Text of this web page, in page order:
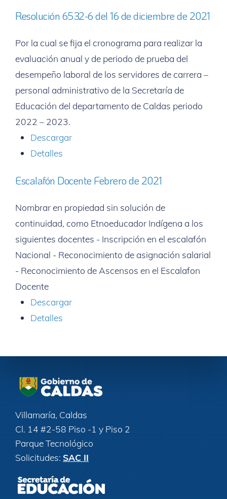
Resolución 6532-6 del 16 de diciembre de 2021
Por la cual se fija el cronograma para realizar la
evaluación anual y de periodo de prueba del
desempeño laboral de los servidores de carrera –
personal administrativo de la Secretaría de
Educación del departamento de Caldas periodo
2022 – 2023.
Descargar
Detalles
Escalafón Docente Febrero de 2021
Nombrar en propiedad sin solución de
continuidad, como Etnoeducador Indígena a los
siguientes docentes - Inscripción en el escalafón
Nacional - Reconocimiento de asignación salarial
- Reconocimiento de Ascensos en el Escalafon
Docente
Descargar
Detalles
Villamaría, Caldas
Cl. 14 #2-58 Piso -1 y Piso 2
Parque Tecnológico
Solicitudes: SAC II